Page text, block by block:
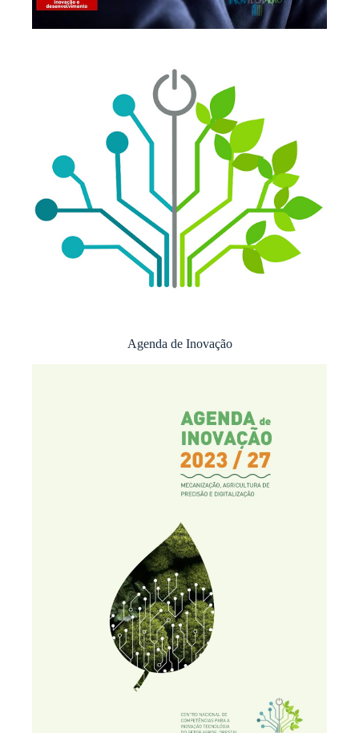
Agenda de Inovação